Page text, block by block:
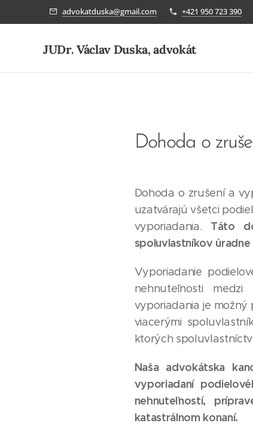
advokatduska@gmail.com +421 950 723 390
JUDr. Václav Duska, advokát
Dohoda o
Dohoda o zrušení a
uzatvárajú všetci
vyporiadania. Táto
spoluvlastníkov
Vyporiadanie
nehnuteľnosti
vyporiadania je
viacerými
ktorých
Naša advokátska
vyporiadaní
nehnuteľností,
katastrálnom konaní.